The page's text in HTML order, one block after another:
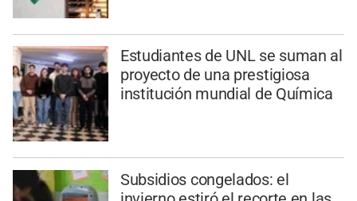
Estudiantes de UNL se suman al
proyecto de una prestigiosa
institución mundial de Química
Subsidios congelados: el